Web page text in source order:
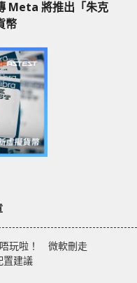
Meta 將推出「朱克
幣
玩啦！ 微軟刪走
置建議